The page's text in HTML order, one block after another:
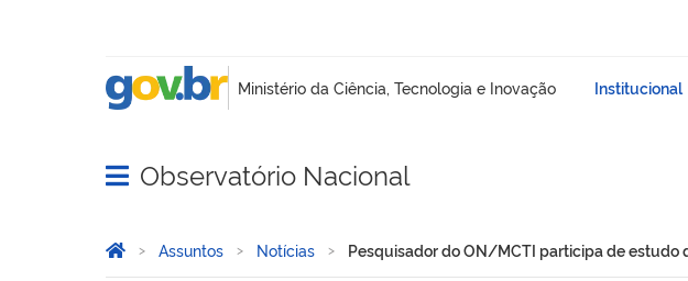
Abrir menu principal de navegação
Observatório Nacional
Você está aqui:
Página Inicial
Assuntos Notícias Pesquisador do ON/MCTI participa de estudo